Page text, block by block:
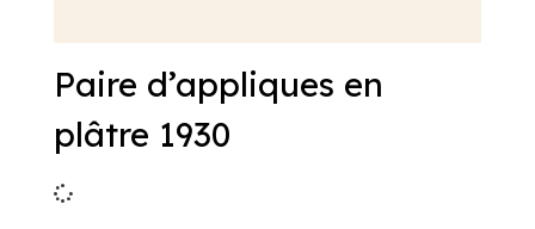
Paire d’appliques en
plâtre 1930